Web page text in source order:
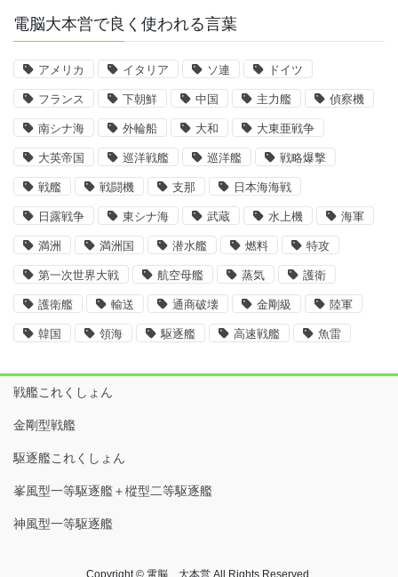
電脳大本営で良く使われる言葉
アメリカ イタリア ソ連 ドイツ
フランス 下朝鮮 中国 主力艦 偵察機
南シナ海 外輪船 大和 大東亜戦争
大英帝国 巡洋戦艦 巡洋艦 戦略爆撃
戦艦 戦闘機 支那 日本海海戦
日露戦争 東シナ海 武蔵 水上機 海軍
満洲 満洲国 潜水艦 燃料 特攻
第一次世界大戦 航空母艦 蒸気 護衛
護衛艦 輸送 通商破壊 金剛級 陸軍
韓国 領海 駆逐艦 高速戦艦 魚雷
戦艦これくしょん
金剛型戦艦
駆逐艦これくしょん
峯風型一等駆逐艦＋樅型二等駆逐艦
神風型一等駆逐艦
Copyright © 電脳 大本営 All Rights Reserved.